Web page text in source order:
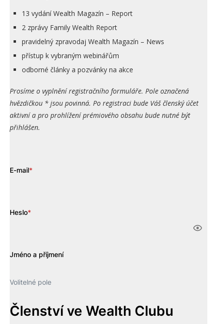
13 vydání Wealth Magazín – Report
2 zprávy Family Wealth Report
pravidelný zpravodaj Wealth Magazín – News
přístup k vybraným webinářům
odborné články a pozvánky na akce
Prosíme o vyplnění registračního formuláře. Pole označená
hvězdičkou * jsou povinná. Po registraci bude Váš členský účet
aktivní a pro prohlížení prémiového obsahu bude nutné být
přihlášen.
E-mail*
Heslo*
Jméno a příjmení
Volitelné pole
Členství ve Wealth Clubu